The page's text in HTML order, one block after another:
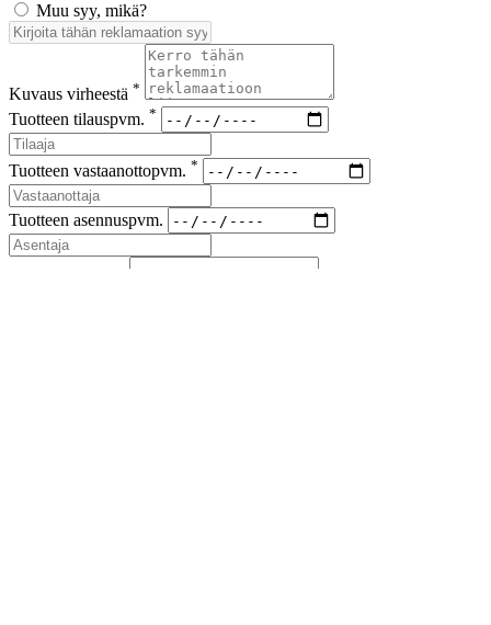
Muu syy, mikä?
Kuvaus virheestä *
Tuotteen tilauspvm. *
Tuotteen vastaanottopvm. *
Tuotteen asennuspvm.